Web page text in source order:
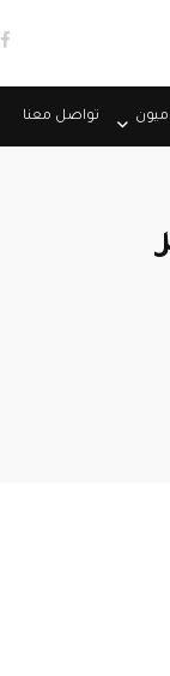
تواصل معنا